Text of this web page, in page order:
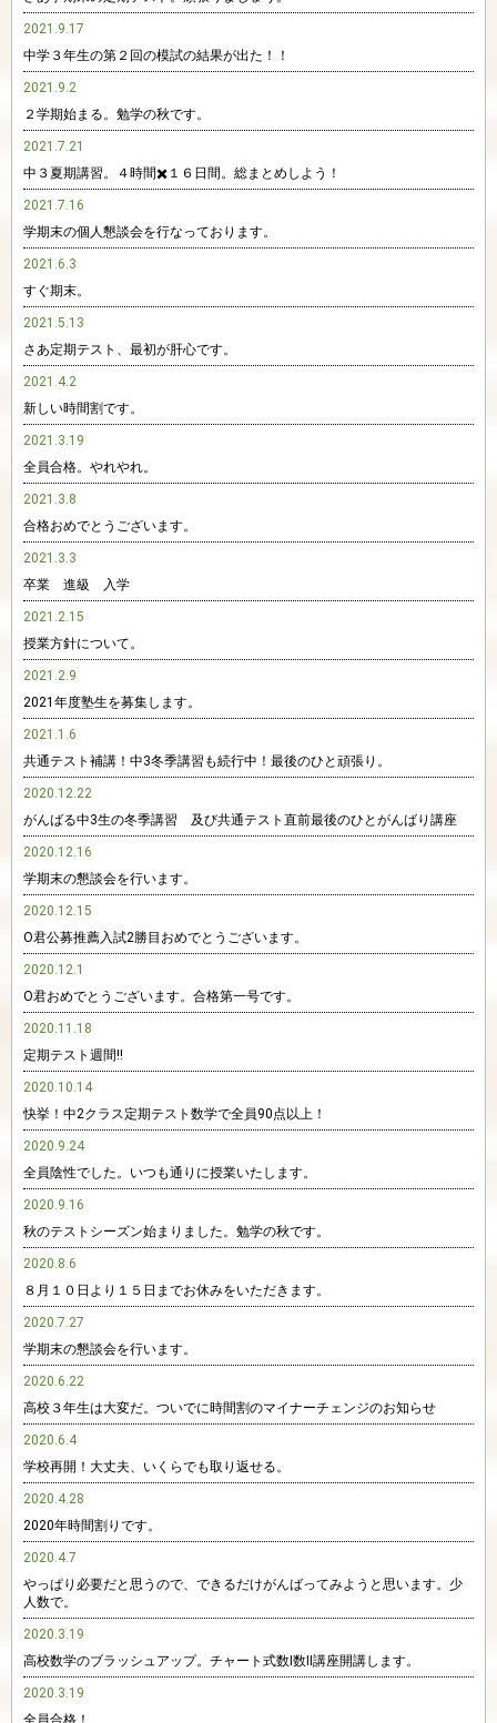
2021.9.17
中学３年生の第２回の模試の結果が出た！！
2021.9.2
２学期始まる。勉学の秋です。
2021.7.21
中３夏期講習。４時間✖️１６日間。総まとめしよう！
2021.7.16
学期末の個人懇談会を行なっております。
2021.6.3
すぐ期末。
2021.5.13
さあ定期テスト、最初が肝心です。
2021.4.2
新しい時間割です。
2021.3.19
全員合格。やれやれ。
2021.3.8
合格おめでとうございます。
2021.3.3
卒業 進級 入学
2021.2.15
授業方針について。
2021.2.9
2021年度塾生を募集します。
2021.1.6
共通テスト補講！中3冬季講習も続行中！最後のひと頑張り。
2020.12.22
がんばる中3生の冬季講習 及び共通テスト直前最後のひとがんばり講座
2020.12.16
学期末の懇談会を行います。
2020.12.15
O君公募推薦入試2勝目おめでとうございます。
2020.12.1
O君おめでとうございます。合格第一号です。
2020.11.18
定期テスト週間!!
2020.10.14
快挙！中2クラス定期テスト数学で全員90点以上！
2020.9.24
全員陰性でした。いつも通りに授業いたします。
2020.9.16
秋のテストシーズン始まりました。勉学の秋です。
2020.8.6
８月１０日より１５日までお休みをいただきます。
2020.7.27
学期末の懇談会を行います。
2020.6.22
高校３年生は大変だ。ついでに時間割のマイナーチェンジのお知らせ
2020.6.4
学校再開！大丈夫、いくらでも取り返せる。
2020.4.28
2020年時間割りです。
2020.4.7
やっぱり必要だと思うので、できるだけがんばってみようと思います。少
人数で。
2020.3.19
高校数学のブラッシュアップ。チャート式数Ⅰ数Ⅱ講座開講します。
2020.3.19
全員合格！